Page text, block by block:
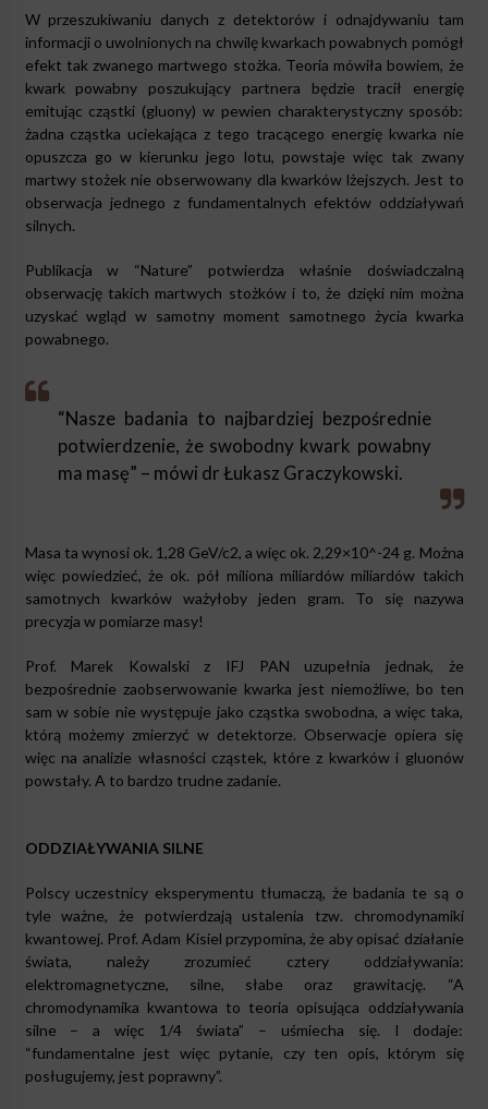
W przeszukiwaniu danych z detektorów i odnajdywaniu tam
informacji o uwolnionych na chwilę kwarkach powabnych pomógł
efekt tak zwanego martwego stożka. Teoria mówiła bowiem, że
kwark powabny poszukujący partnera będzie tracił energię
emitując cząstki (gluony) w pewien charakterystyczny sposób:
żadna cząstka uciekająca z tego tracącego energię kwarka nie
opuszcza go w kierunku jego lotu, powstaje więc tak zwany
martwy stożek nie obserwowany dla kwarków lżejszych. Jest to
obserwacja jednego z fundamentalnych efektów oddziaływań
silnych.
Publikacja w “Nature” potwierdza właśnie doświadczalną
obserwację takich martwych stożków i to, że dzięki nim można
uzyskać wgląd w samotny moment samotnego życia kwarka
powabnego.
“Nasze badania to najbardziej bezpośrednie
potwierdzenie, że swobodny kwark powabny
ma masę” – mówi dr Łukasz Graczykowski.
Masa ta wynosi ok. 1,28 GeV/c2, a więc ok. 2,29×10^-24 g. Można
więc powiedzieć, że ok. pół miliona miliardów miliardów takich
samotnych kwarków ważyłoby jeden gram. To się nazywa
precyzja w pomiarze masy!
Prof. Marek Kowalski z IFJ PAN uzupełnia jednak, że
bezpośrednie zaobserwowanie kwarka jest niemożliwe, bo ten
sam w sobie nie występuje jako cząstka swobodna, a więc taka,
którą możemy zmierzyć w detektorze. Obserwacje opiera się
więc na analizie własności cząstek, które z kwarków i gluonów
powstały. A to bardzo trudne zadanie.
ODDZIAŁYWANIA SILNE
Polscy uczestnicy eksperymentu tłumaczą, że badania te są o
tyle ważne, że potwierdzają ustalenia tzw. chromodynamiki
kwantowej. Prof. Adam Kisiel przypomina, że aby opisać działanie
świata, należy zrozumieć cztery oddziaływania:
elektromagnetyczne, silne, słabe oraz grawitację. “A
chromodynamika kwantowa to teoria opisująca oddziaływania
silne – a więc 1/4 świata” – uśmiecha się. I dodaje:
“fundamentalne jest więc pytanie, czy ten opis, którym się
posługujemy, jest poprawny”.